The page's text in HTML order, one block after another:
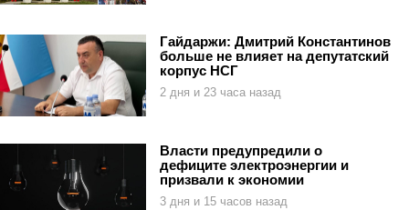
Гайдаржи: Дмитрий Константинов
больше не влияет на депутатский
корпус НСГ
2 дня и 23 часа назад
Власти предупредили о
дефиците электроэнергии и
призвали к экономии
3 дня и 15 часов назад